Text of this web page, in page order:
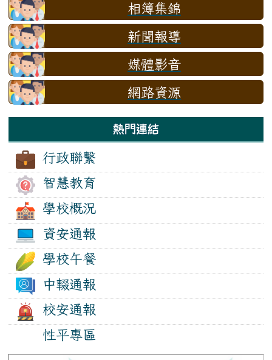
相簿集錦
新聞報導
媒體影音
網路資源
熱門連結
行政聯繫
智慧教育
學校概況
資安通報
學校午餐
中輟通報
校安通報
性平專區